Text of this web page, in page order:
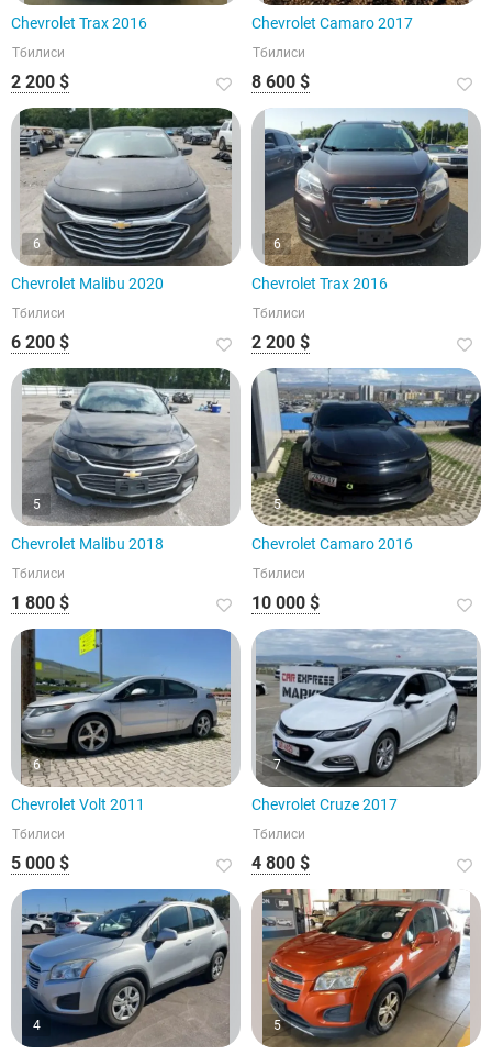
Chevrolet Trax 2016
Тбилиси
2 200 $
Chevrolet Camaro 2017
Тбилиси
8 600 $
6
Chevrolet Malibu 2020
Тбилиси
6 200 $
6
Chevrolet Trax 2016
Тбилиси
2 200 $
5
Chevrolet Malibu 2018
Тбилиси
1 800 $
5
Chevrolet Camaro 2016
Тбилиси
10 000 $
6
Chevrolet Volt 2011
Тбилиси
5 000 $
7
Chevrolet Cruze 2017
Тбилиси
4 800 $
4 5